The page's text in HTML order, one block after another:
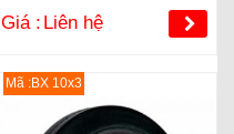
Giá : Liên hệ
Mã :BX 10x3